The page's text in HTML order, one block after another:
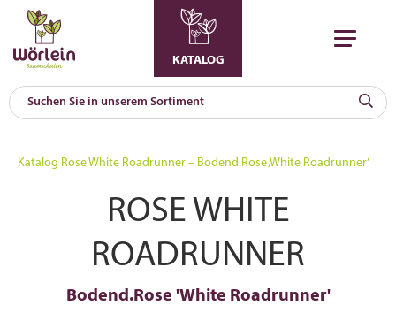
KATALOG
Katalog Rose White Roadrunner – Bodend.Rose ‚White Roadrunner‘
ROSE WHITE
ROADRUNNER
Bodend.Rose 'White Roadrunner'